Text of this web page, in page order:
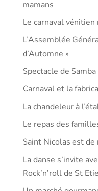
mamans
Le carnaval vénitien
L’Assemblée
d’Automne »
Spectacle de
Carnaval et la
La chandeleur à
Le repas des
Saint Nicolas est de
La danse s’invite
Rock’n’roll de St